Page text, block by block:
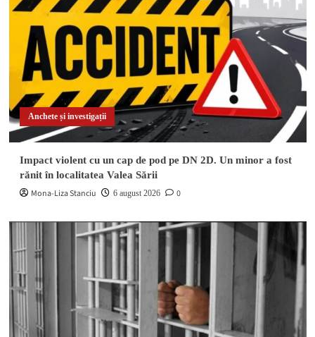
Anchete și investigații
Impact violent cu un cap de pod pe DN 2D. Un minor a fost
rănit în localitatea Valea Sării
Mona-Liza Stanciu 6 august 2026 0